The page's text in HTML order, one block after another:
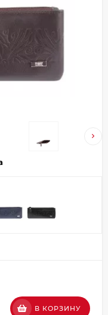
В КОРЗИНУ